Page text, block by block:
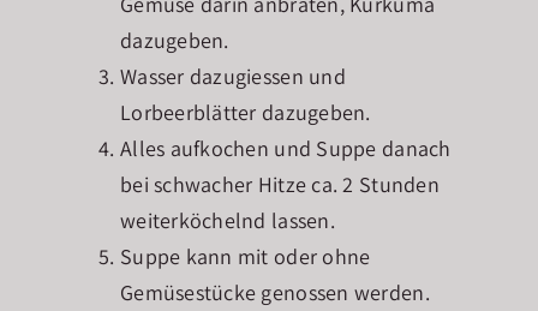
dazugeben.
Wasser dazugiessen und
Lorbeerblätter dazugeben.
Alles aufkochen und Suppe danach
bei schwacher Hitze ca. 2 Stunden
weiterköchelnd lassen.
Suppe kann mit oder ohne
Gemüsestücke genossen werden.